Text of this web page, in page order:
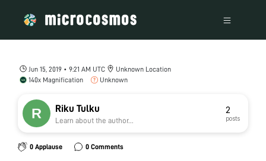
Jun 15, 2019 • 9:21 AM UTC
Unknown Location
140x Magnification
Unknown
Riku Tulku
Learn about the author...
2
posts
0 Applause 0 Comments